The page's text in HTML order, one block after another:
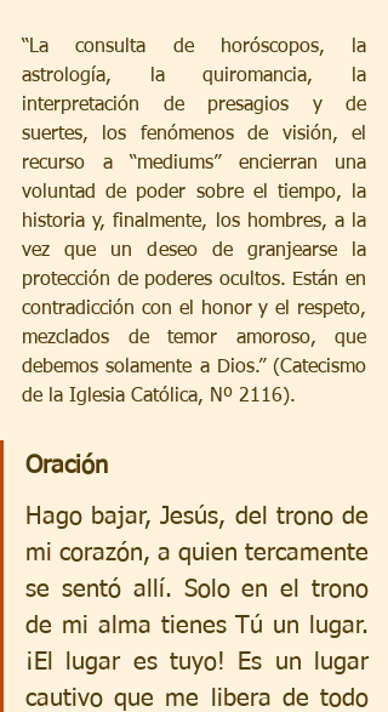
“La consulta de horóscopos, la
astrología, la quiromancia, la
interpretación de presagios y de
suertes, los fenómenos de visión, el
recurso a “mediums” encierran una
voluntad de poder sobre el tiempo, la
historia y, finalmente, los hombres, a la
vez que un deseo de granjearse la
protección de poderes ocultos. Están en
contradicción con el honor y el respeto,
mezclados de temor amoroso, que
debemos solamente a Dios.” (Catecismo
de la Iglesia Católica, Nº 2116).
Oración
Hago bajar, Jesús, del trono de
mi corazón, a quien tercamente
se sentó allí. Solo en el trono
de mi alma tienes Tú un lugar.
¡El lugar es tuyo! Es un lugar
cautivo que me libera de todo